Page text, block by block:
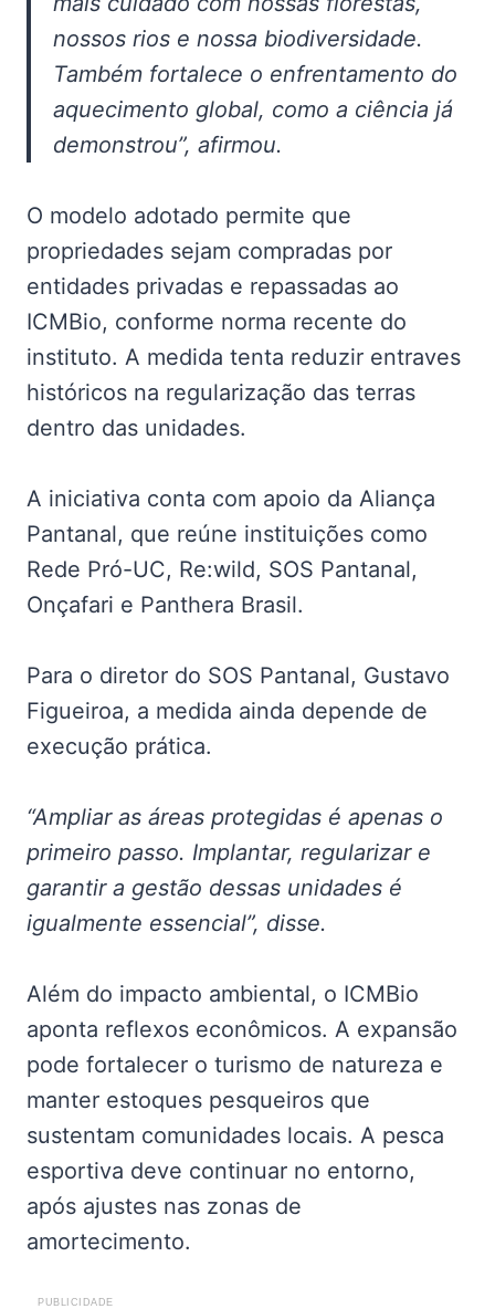
nossos rios e nossa biodiversidade.
Também fortalece o enfrentamento do
aquecimento global, como a ciência já
demonstrou”, afirmou.
O modelo adotado permite que
propriedades sejam compradas por
entidades privadas e repassadas ao
ICMBio, conforme norma recente do
instituto. A medida tenta reduzir entraves
históricos na regularização das terras
dentro das unidades.
A iniciativa conta com apoio da Aliança
Pantanal, que reúne instituições como
Rede Pró-UC, Re:wild, SOS Pantanal,
Onçafari e Panthera Brasil.
Para o diretor do SOS Pantanal, Gustavo
Figueiroa, a medida ainda depende de
execução prática.
“Ampliar as áreas protegidas é apenas o
primeiro passo. Implantar, regularizar e
garantir a gestão dessas unidades é
igualmente essencial”, disse.
Além do impacto ambiental, o ICMBio
aponta reflexos econômicos. A expansão
pode fortalecer o turismo de natureza e
manter estoques pesqueiros que
sustentam comunidades locais. A pesca
esportiva deve continuar no entorno,
após ajustes nas zonas de
amortecimento.
PUBLICIDADE